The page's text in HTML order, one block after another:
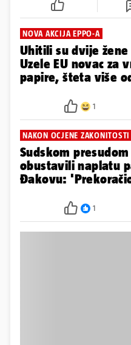
NOVA AKCIJA EPPO-A
Uhitili su dvije
Uzele EU novac za
papire, šteta više
1
NAKON OCJENE ZAKONITOSTI
Sudskom
obustavili naplatu
Đakovu:
1